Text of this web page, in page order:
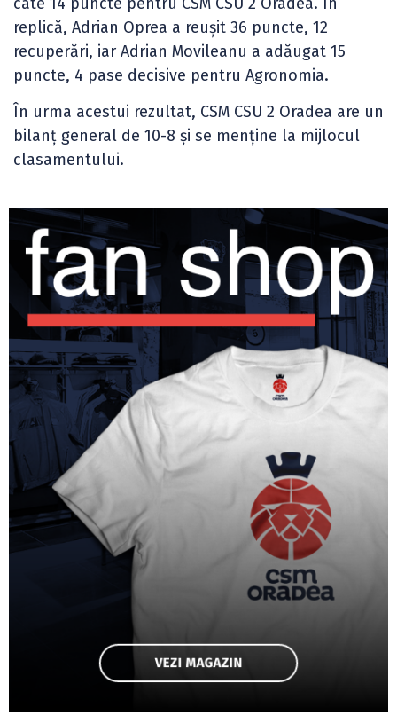
replică, Adrian Oprea a reușit 36 puncte, 12
recuperări, iar Adrian Movileanu a adăugat 15
puncte, 4 pase decisive pentru Agronomia.
În urma acestui rezultat, CSM CSU 2 Oradea are un
bilanț general de 10-8 și se menține la mijlocul
clasamentului.